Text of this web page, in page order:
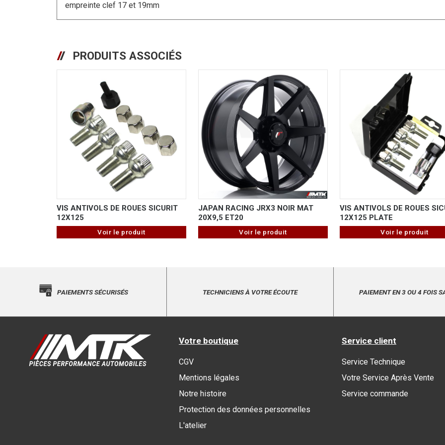
empreinte clef 17 et 19mm
PRODUITS ASSOCIÉS
VIS ANTIVOLS DE ROUES SICURIT
12X125
Voir le produit
JAPAN RACING JRX3 NOIR MAT
20X9,5 ET20
Voir le produit
VIS ANTIVOLS DE ROUES
12X125 PLATE
Voir le produit
PAIEMENTS SÉCURISÉS TECHNICIENS À VOTRE ÉCOUTE PAIEMENT EN 3 OU 4 FOIS
Votre boutique
CGV
Mentions légales
Notre histoire
Protection des données personnelles
L'atelier
Service client
Service Technique
Votre Service Après Vente
Service commande